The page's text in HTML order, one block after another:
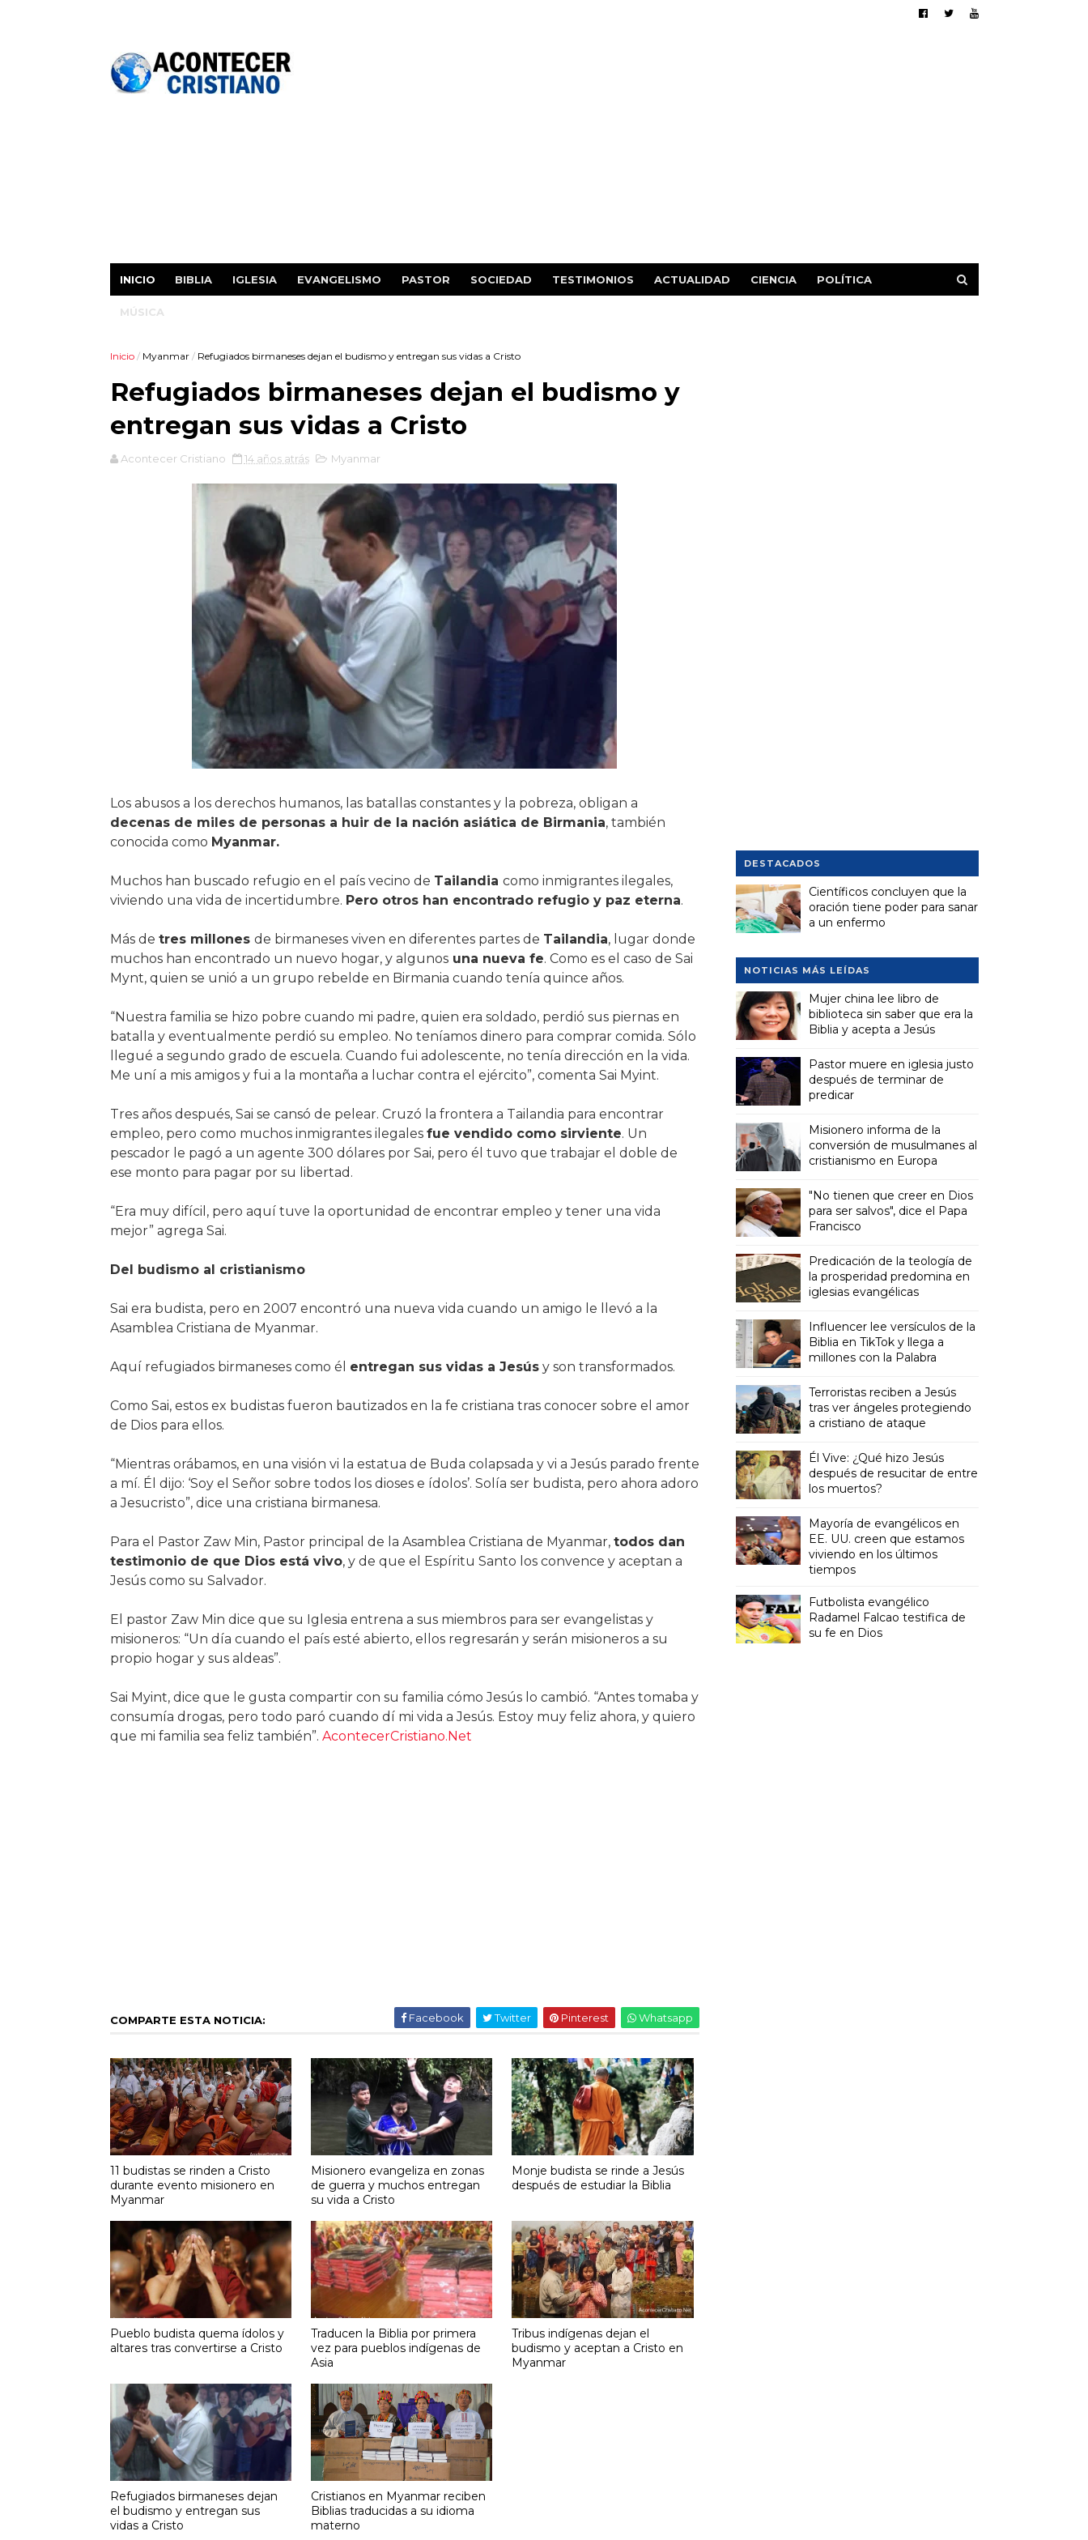
INICIO BIBLIA IGLESIA EVANGELISMO PASTOR SOCIEDAD TESTIMONIOS ACTUALIDAD CIENCIA POLÍTICA
MÚSICA
Inicio / Myanmar / Refugiados birmaneses dejan el budismo y entregan sus vidas a Cristo
Refugiados birmaneses dejan el budismo y
entregan sus vidas a Cristo
Acontecer Cristiano 14 años atrás Myanmar
Los abusos a los derechos humanos, las batallas constantes y la pobreza, obligan a
decenas de miles de personas a huir de la nación asiática de Birmania, también
conocida como Myanmar.
Muchos han buscado refugio en el país vecino de Tailandia como inmigrantes ilegales,
viviendo una vida de incertidumbre. Pero otros han encontrado refugio y paz eterna.
Más de tres millones de birmaneses viven en diferentes partes de Tailandia, lugar donde
muchos han encontrado un nuevo hogar, y algunosuna nueva fe. Como es el caso de Sai
Mynt, quien se unió a un grupo rebelde en Birmania cuando tenía quince años.
“Nuestra familia se hizo pobre cuando mi padre, quien era soldado, perdió sus piernas en
batalla y eventualmente perdió su empleo. No teníamos dinero para comprar comida. Sólo
llegué a segundo grado de escuela. Cuando fui adolescente, no tenía dirección en la vida.
Me uní a mis amigos y fui a la montaña a luchar contra el ejército”, comenta Sai Myint.
Tres años después, Sai se cansó de pelear. Cruzó la frontera a Tailandia para encontrar
empleo, pero como muchos inmigrantes ilegales fue vendido como sirviente. Un
pescador le pagó a un agente 300 dólares por Sai, pero él tuvo que trabajar el doble de
ese monto para pagar por su libertad.
“Era muy difícil, pero aquí tuve la oportunidad de encontrar empleo y tener una vida
mejor” agrega Sai.
Del budismo al cristianismo
Sai era budista, pero en 2007 encontró una nueva vida cuando un amigo le llevó a la
Asamblea Cristiana de Myanmar.
Aquí refugiados birmaneses como él entregan sus vidas a Jesúsy son transformados.
Como Sai, estos ex budistas fueron bautizados en la fe cristiana tras conocer sobre el amor
de Dios para ellos.
“Mientras orábamos, en una visión vi la estatua de Buda colapsada y vi a Jesús parado frente
a mí. Él dijo: ‘Soy el Señor sobre todos los dioses e ídolos’. Solía ser budista, pero ahora adoro
a Jesucristo”, dice una cristiana birmanesa.
Para el Pastor Zaw Min, Pastor principal de la Asamblea Cristiana de Myanmar, todos dan
testimonio de que Dios está vivo, y de que el Espíritu Santo los convence y aceptan a
Jesús como su Salvador.
El pastor Zaw Min dice que su Iglesia entrena a sus miembros para ser evangelistas y
misioneros: “Un día cuando el país esté abierto, ellos regresarán y serán misioneros a su
propio hogar y sus aldeas”.
Sai Myint, dice que le gusta compartir con su familia cómo Jesús lo cambió. “Antes tomaba y
consumía drogas, pero todo paró cuando dí mi vida a Jesús. Estoy muy feliz ahora, y quiero
que mi familia sea feliz también”. AcontecerCristiano.Net
COMPARTE ESTA NOTICIA: Facebook Twitter Pinterest Whatsapp
11 budistas se rinden a Cristo
durante evento misionero en
Myanmar
Misionero evangeliza en zonas
de guerra y muchos entregan
su vida a Cristo
Monje budista se rinde a Jesús
después de estudiar la Biblia
Pueblo budista quema ídolos y
altares tras convertirse a Cristo
Traducen la Biblia por primera
vez para pueblos indígenas de
Asia
Tribus indígenas dejan el
budismo y aceptan a Cristo en
Myanmar
Refugiados birmaneses dejan
el budismo y entregan sus
vidas a Cristo
Cristianos en Myanmar reciben
Biblias traducidas a su idioma
materno
DESTACADOS
Científicos concluyen que la
oración tiene poder para sanar
a un enfermo
NOTICIAS MÁS LEÍDAS
Mujer china lee libro de
biblioteca sin saber que era la
Biblia y acepta a Jesús
Pastor muere en iglesia justo
después de terminar de
predicar
Misionero informa de la
conversión de musulmanes al
cristianismo en Europa
"No tienen que creer en Dios
para ser salvos", dice el Papa
Francisco
Predicación de la teología de
la prosperidad predomina en
iglesias evangélicas
Influencer lee versículos de la
Biblia en TikTok y llega a
millones con la Palabra
Terroristas reciben a Jesús
tras ver ángeles protegiendo
a cristiano de ataque
Él Vive: ¿Qué hizo Jesús
después de resucitar de entre
los muertos?
Mayoría de evangélicos en
EE. UU. creen que estamos
viviendo en los últimos
tiempos
Futbolista evangélico
Radamel Falcao testifica de
su fe en Dios